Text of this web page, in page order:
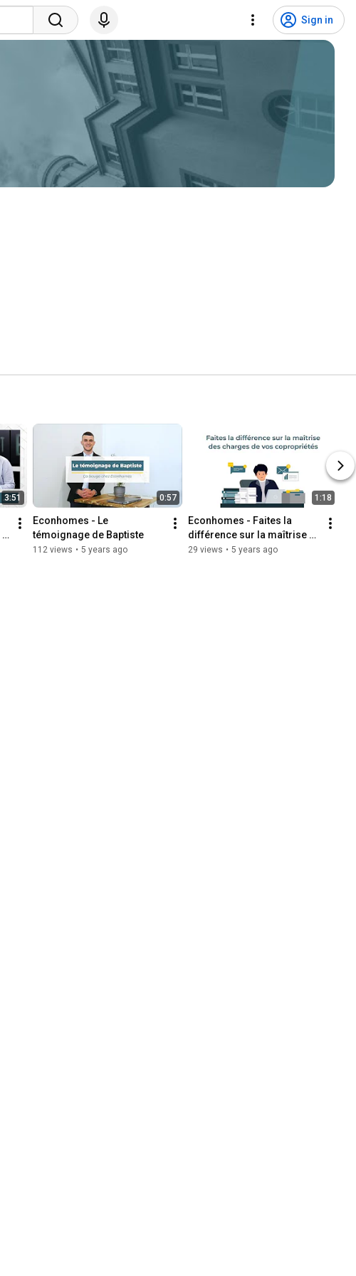
Sign in
3:51 0:57
Econhomes - Le
témoignage de Baptiste
112 views • 5 years ago
1:18
Econhomes - Faites la
différence sur la maîtrise
des charges de vos
29 views • 5 years ago